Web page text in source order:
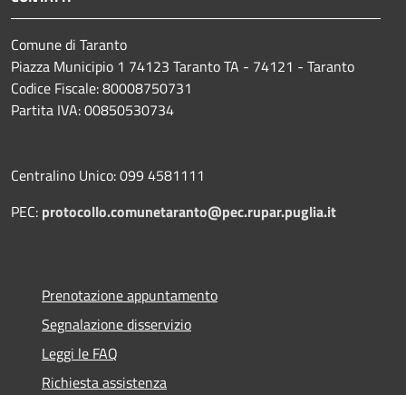
Comune di Taranto
Piazza Municipio 1 74123 Taranto TA - 74121 - Taranto
Codice Fiscale: 80008750731
Partita IVA: 00850530734
Centralino Unico: 099 4581111
PEC: protocollo.comunetaranto@pec.rupar.puglia.it
Prenotazione appuntamento
Segnalazione disservizio
Leggi le FAQ
Richiesta assistenza